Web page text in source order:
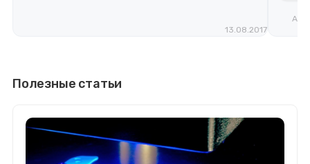
13.08.2017
Полезные статьи